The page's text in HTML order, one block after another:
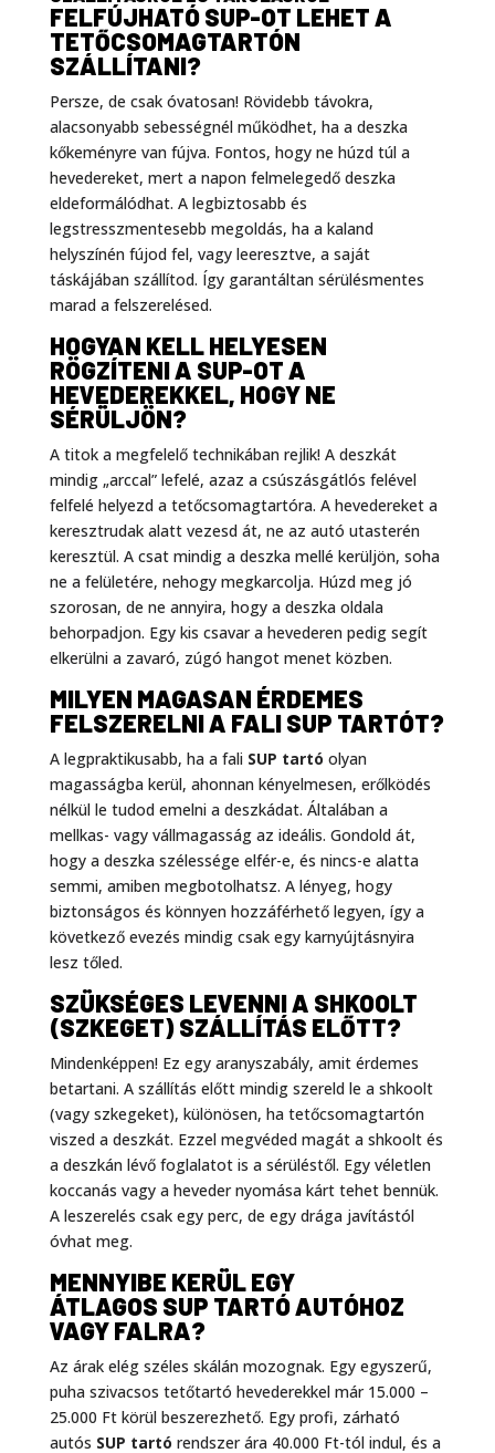
FELFÚJHATÓ SUP-OT LEHET A
TETŐCSOMAGTARTÓN
SZÁLLÍTANI?
Persze, de csak óvatosan! Rövidebb távokra,
alacsonyabb sebességnél működhet, ha a deszka
kőkeményre van fújva. Fontos, hogy ne húzd túl a
hevedereket, mert a napon felmelegedő deszka
eldeformálódhat. A legbiztosabb és
legstresszmentesebb megoldás, ha a kaland
helyszínén fújod fel, vagy leeresztve, a saját
táskájában szállítod. Így garantáltan sérülésmentes
marad a felszerelésed.
HOGYAN KELL HELYESEN
RÖGZÍTENI A SUP-OT A
HEVEDEREKKEL, HOGY NE
SÉRÜLJÖN?
A titok a megfelelő technikában rejlik! A deszkát
mindig „arccal” lefelé, azaz a csúszásgátlós felével
felfelé helyezd a tetőcsomagtartóra. A hevedereket a
keresztrudak alatt vezesd át, ne az autó utasterén
keresztül. A csat mindig a deszka mellé kerüljön, soha
ne a felületére, nehogy megkarcolja. Húzd meg jó
szorosan, de ne annyira, hogy a deszka oldala
behorpadjon. Egy kis csavar a hevederen pedig segít
elkerülni a zavaró, zúgó hangot menet közben.
MILYEN MAGASAN ÉRDEMES
FELSZERELNI A FALI SUP TARTÓT?
A legpraktikusabb, ha a fali SUP tartó olyan
magasságba kerül, ahonnan kényelmesen, erőlködés
nélkül le tudod emelni a deszkádat. Általában a
mellkas- vagy vállmagasság az ideális. Gondold át,
hogy a deszka szélessége elfér-e, és nincs-e alatta
semmi, amiben megbotolhatsz. A lényeg, hogy
biztonságos és könnyen hozzáférhető legyen, így a
következő evezés mindig csak egy karnyújtásnyira
lesz tőled.
SZÜKSÉGES LEVENNI A SHKOOLT
(SZKEGET) SZÁLLÍTÁS ELŐTT?
Mindenképpen! Ez egy aranyszabály, amit érdemes
betartani. A szállítás előtt mindig szereld le a shkoolt
(vagy szkegeket), különösen, ha tetőcsomagtartón
viszed a deszkát. Ezzel megvéded magát a shkoolt és
a deszkán lévő foglalatot is a sérüléstől. Egy véletlen
koccanás vagy a heveder nyomása kárt tehet bennük.
A leszerelés csak egy perc, de egy drága javítástól
óvhat meg.
MENNYIBE KERÜL EGY
ÁTLAGOS SUP TARTÓ AUTÓHOZ
VAGY FALRA?
Az árak elég széles skálán mozognak. Egy egyszerű,
puha szivacsos tetőtartó hevederekkel már 15.000 –
25.000 Ft körül beszerezhető. Egy profi, zárható
autós SUP tartó rendszer ára 40.000 Ft-tól indul, és a